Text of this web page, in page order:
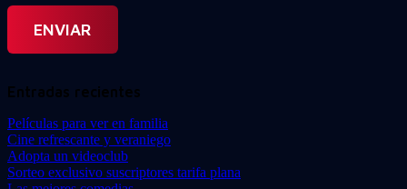
Entradas recientes
Películas para ver en familia
Cine refrescante y veraniego
Adopta un videoclub
Sorteo exclusivo suscriptores tarifa plana